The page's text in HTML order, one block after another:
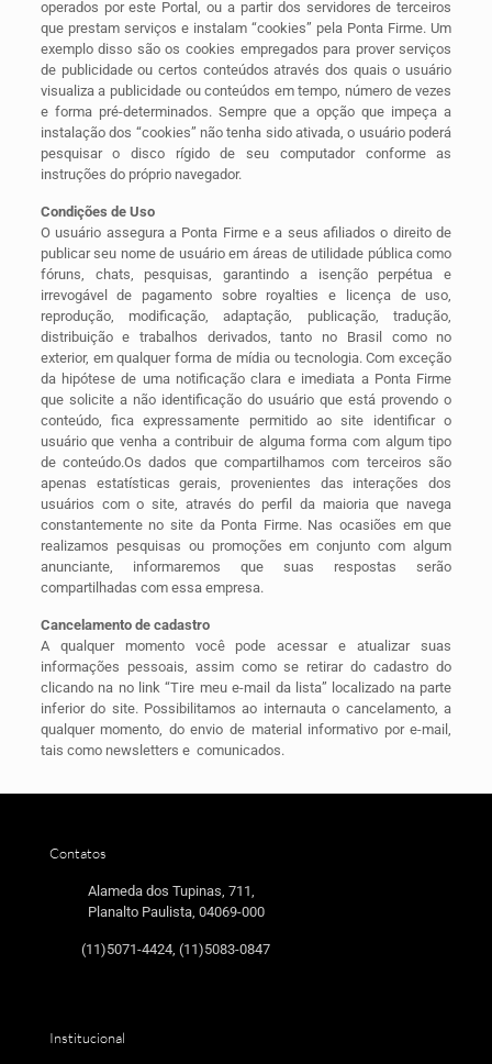
operados por este Portal, ou a partir dos servidores de terceiros
que prestam serviços e instalam “cookies” pela Ponta Firme. Um
exemplo disso são os cookies empregados para prover serviços
de publicidade ou certos conteúdos através dos quais o usuário
visualiza a publicidade ou conteúdos em tempo, número de vezes
e forma pré-determinados. Sempre que a opção que impeça a
instalação dos “cookies” não tenha sido ativada, o usuário poderá
pesquisar o disco rígido de seu computador conforme as
instruções do próprio navegador.
Condições de Uso
O usuário assegura a Ponta Firme e a seus afiliados o direito de
publicar seu nome de usuário em áreas de utilidade pública como
fóruns, chats, pesquisas, garantindo a isenção perpétua e
irrevogável de pagamento sobre royalties e licença de uso,
reprodução, modificação, adaptação, publicação, tradução,
distribuição e trabalhos derivados, tanto no Brasil como no
exterior, em qualquer forma de mídia ou tecnologia. Com exceção
da hipótese de uma notificação clara e imediata a Ponta Firme
que solicite a não identificação do usuário que está provendo o
conteúdo, fica expressamente permitido ao site identificar o
usuário que venha a contribuir de alguma forma com algum tipo
de conteúdo.Os dados que compartilhamos com terceiros são
apenas estatísticas gerais, provenientes das interações dos
usuários com o site, através do perfil da maioria que navega
constantemente no site da Ponta Firme. Nas ocasiões em que
realizamos pesquisas ou promoções em conjunto com algum
anunciante, informaremos que suas respostas serão
compartilhadas com essa empresa.
Cancelamento de cadastro
A qualquer momento você pode acessar e atualizar suas
informações pessoais, assim como se retirar do cadastro do
clicando na no link “Tire meu e-mail da lista” localizado na parte
inferior do site. Possibilitamos ao internauta o cancelamento, a
qualquer momento, do envio de material informativo por e-mail,
tais como newsletters e comunicados.
Contatos
Alameda dos Tupinas, 711,
Planalto Paulista, 04069-000
(11)5071-4424, (11)5083-0847
Institucional